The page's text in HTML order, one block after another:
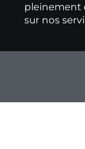
pleinement
sur nos